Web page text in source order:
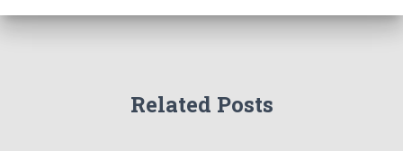
Related Posts